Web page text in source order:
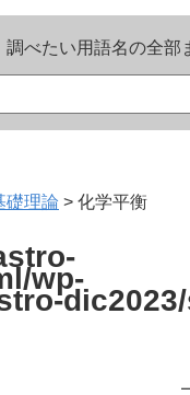
調べたい用語名の全部
礎理論 > 化学平衡
wp-